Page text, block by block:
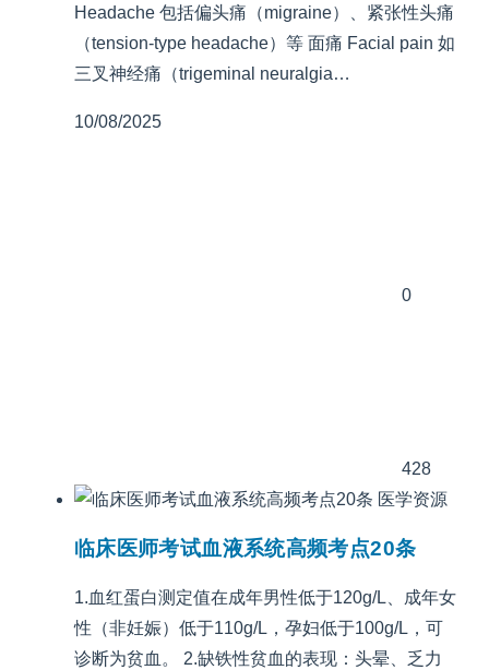
Headache 包括偏头痛（migraine）、紧张性头痛
（tension-type headache）等 面痛 Facial pain 如
三叉神经痛（trigeminal neuralgia…
10/08/2025
0
428
医学资源
临床医师考试血液系统高频考点20条
1.血红蛋白测定值在成年男性低于120g/L、成年女
性（非妊娠）低于110g/L，孕妇低于100g/L，可
诊断为贫血。 2.缺铁性贫血的表现：头晕、乏力